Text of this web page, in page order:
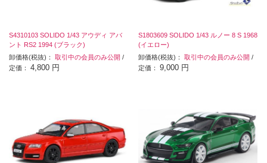
S4310103 SOLIDO 1/43 アウディ アバ
ント RS2 1994 (ブラック)
卸価格(税抜)： 取引中の会員のみ公開 /
定価： 4,800 円
S1803609 SOLIDO 1/43 ルノー 8 S 1968
(イエロー)
卸価格(税抜)：取引中の会員のみ公開 /
定価：9,000 円